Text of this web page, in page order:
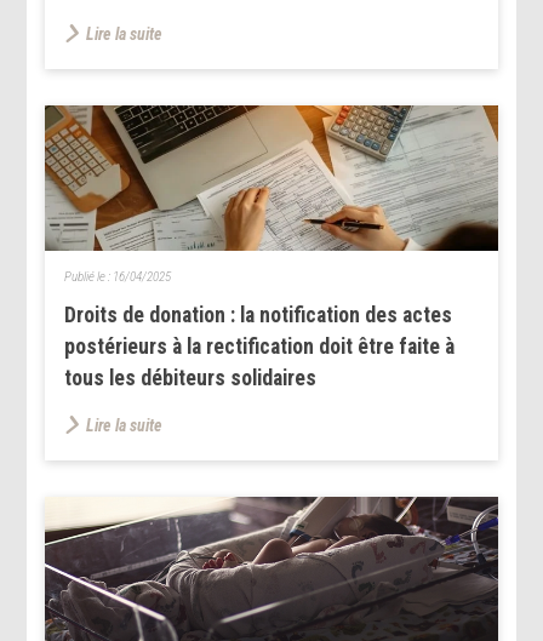
Lire la suite
Droits de donation : la notification des actes
postérieurs à la rectification doit être faite à
tous les débiteurs solidaires
Publié le : 16/04/2025
Lire la suite